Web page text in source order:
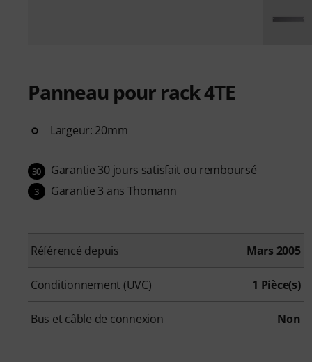
Panneau pour rack 4TE
Largeur: 20mm
30 Garantie 30 jours satisfait ou remboursé
3 Garantie 3 ans Thomann
Référencé depuis Mars 2005
Conditionnement (UVC) 1 Pièce(s)
Bus et câble de connexion Non